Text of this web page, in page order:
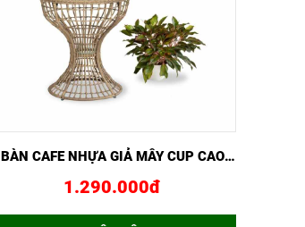
XEM NHANH MUA NGAY
BÀN CAFE NHỰA GIẢ MÂY CUP CAO
1.290.000đ